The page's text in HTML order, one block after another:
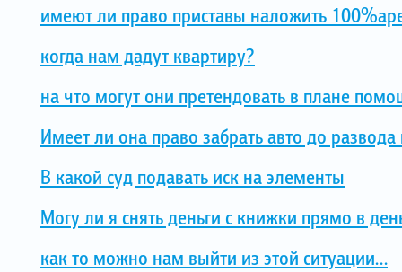
имеют ли право приставы наложить
когда нам дадут квартиру?
на что могут они претендовать в плане
Имеет ли она право забрать авто до
В какой суд подавать иск на элементы
Могу ли я снять деньги с книжки прямо в
как то можно нам выйти из этой ситуации...